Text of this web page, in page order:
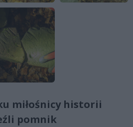
miłośnicy historii
pomnik